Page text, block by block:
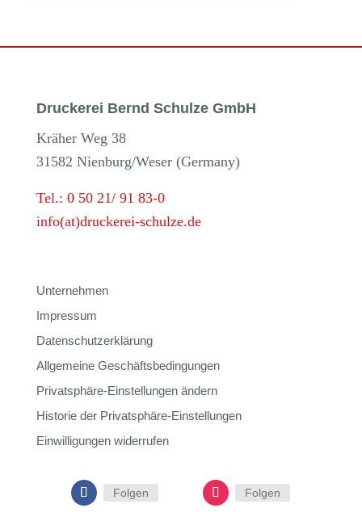
Druckerei Bernd Schulze GmbH
Kräher Weg 38
31582 Nienburg/Weser (Germany)
Tel.: 0 50 21/ 91 83-0
info(at)druckerei-schulze.de
Unternehmen
Impressum
Datenschutzerklärung
Allgemeine Geschäftsbedingungen
Privatsphäre-Einstellungen ändern
Historie der Privatsphäre-Einstellungen
Einwilligungen widerrufen
Folgen Folgen